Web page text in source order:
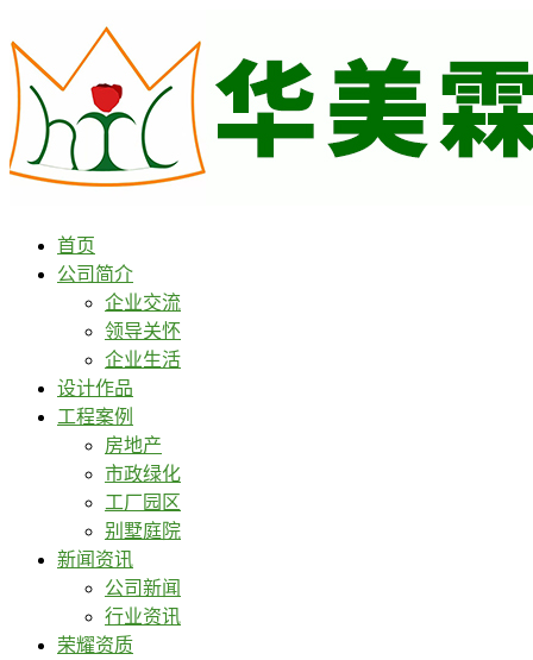
首页
公司简介
企业交流
领导关怀
企业生活
设计作品
工程案例
房地产
市政绿化
工厂园区
别墅庭院
新闻资讯
公司新闻
行业资讯
荣耀资质